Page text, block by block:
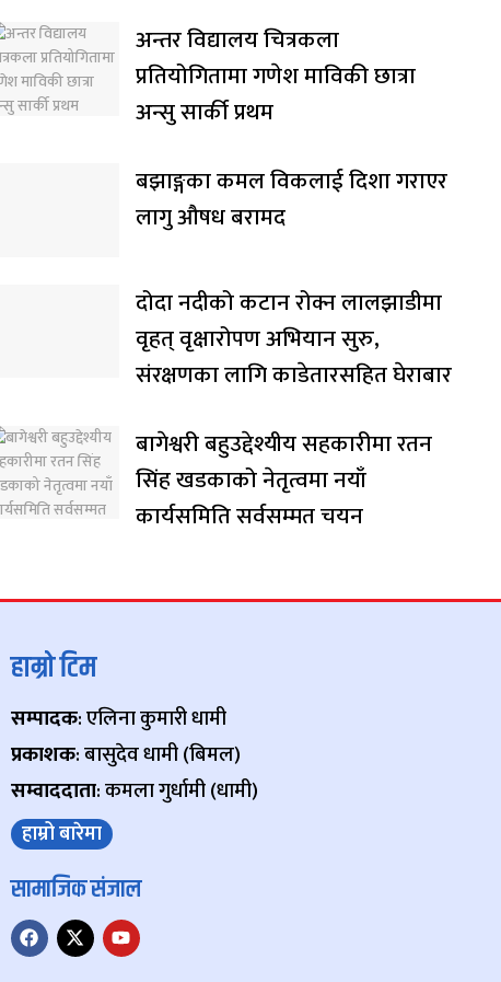
अन्तर विद्यालय चित्रकला
प्रतियोगितामा गणेश माविकी छात्रा
अन्सु सार्की प्रथम
बझाङ्गका कमल विकलाई दिशा गराएर
लागु औषध बरामद
दोदा नदीको कटान रोक्न लालझाडीमा
वृहत् वृक्षारोपण अभियान सुरु,
संरक्षणका लागि काडेतारसहित घेराबार
बागेश्वरी बहुउद्देश्यीय सहकारीमा रतन
सिंह खडकाको नेतृत्वमा नयाँ
कार्यसमिति सर्वसम्मत चयन
हाम्रो टिम
सम्पादक: एलिना कुमारी धामी
प्रकाशक: बासुदेव धामी (बिमल)
सम्वाददाता: कमला गुर्धामी (धामी)
हाम्रो बारेमा
सामाजिक संजाल